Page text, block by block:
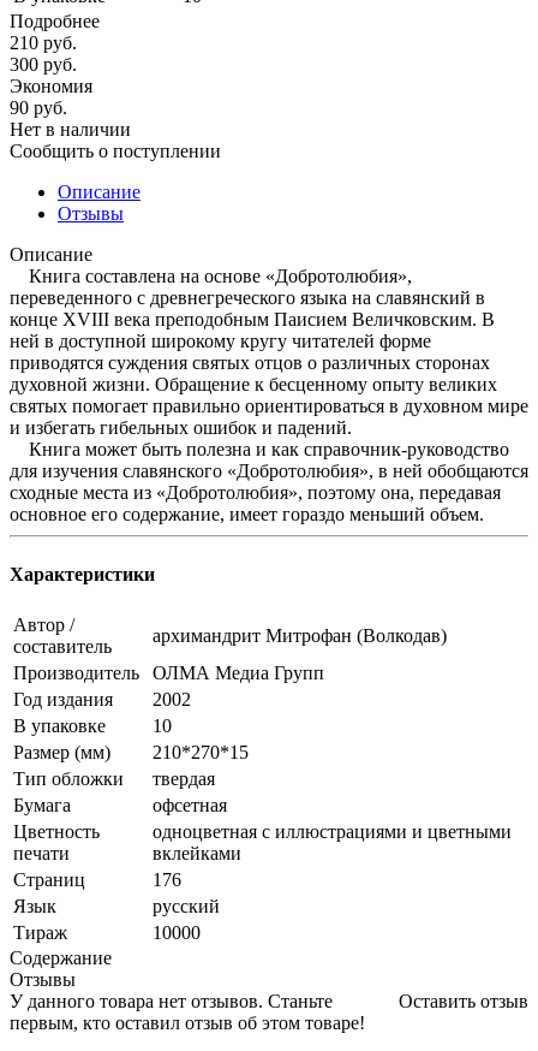
Подробнее
210 руб.
300 руб.
Экономия
90 руб.
Нет в наличии
Сообщить о поступлении
Описание
Отзывы
Описание
Книга составлена на основе «Добротолюбия»,
переведенного с древнегреческого языка на славянский в
конце XVIII века преподобным Паисием Величковским. В
ней в доступной широкому кругу читателей форме
приводятся суждения святых отцов о различных сторонах
духовной жизни. Обращение к бесценному опыту великих
святых помогает правильно ориентироваться в духовном мире
и избегать гибельных ошибок и падений.
Книга может быть полезна и как справочник-руководство
для изучения славянского «Добротолюбия», в ней обобщаются
сходные места из «Добротолюбия», поэтому она, передавая
основное его содержание, имеет гораздо меньший объем.
Характеристики
Автор /
составитель
архимандрит Митрофан (Волкодав)
Производитель
ОЛМА Медиа Групп
Год издания
2002
В упаковке
10
Размер (мм)
210*270*15
Тип обложки
твердая
Бумага
офсетная
Цветность
печати
одноцветная с иллюстрациями и цветными
вклейками
Страниц
176
Язык
русский
Тираж
10000
Содержание
Отзывы
Оставить отзыв
У данного товара нет отзывов. Станьте
первым, кто оставил отзыв об этом товаре!